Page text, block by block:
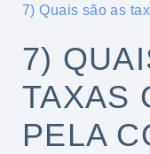
7) Quais são as
7)
TAXAS
PELA